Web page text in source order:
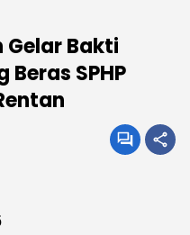
Bakti
Beras SPHP